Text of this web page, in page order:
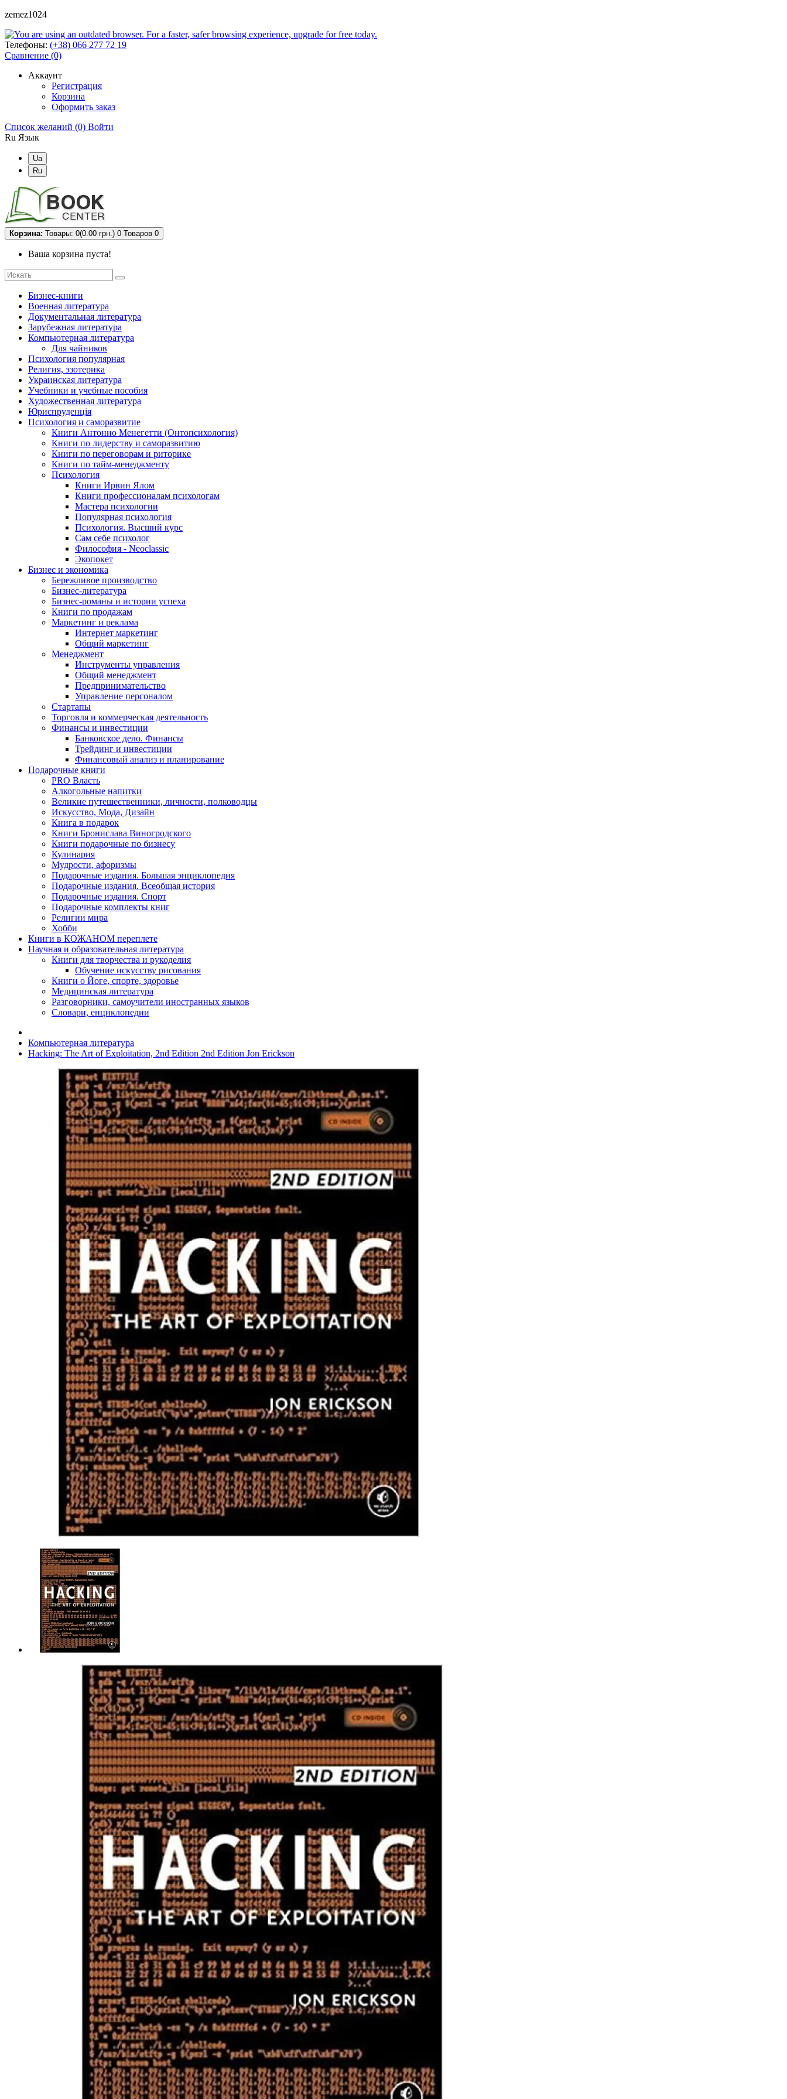
zemez1024
Телефоны: (+38) 066 277 72 19
Сравнение (0)
Аккаунт
Регистрация
Корзина
Оформить заказ
Список желаний (0) Войти
Ru Язык
Ua
Ru
Корзина: Товары: 0(0.00 грн.) 0 Товаров 0
Ваша корзина пуста!
Бизнес-книги
Военная литература
Документальная литература
Зарубежная литература
Компьютерная литература
Для чайников
Психология популярная
Религия, эзотерика
Украинская литература
Учебники и учебные пособия
Художественная литература
Юриспруденція
Психология и саморазвитие
Книги Антонио Менегетти (Онтопсихология)
Книги по лидерству и саморазвитию
Книги по переговорам и риторике
Книги по тайм-менеджменту
Психология
Книги Ирвин Ялом
Книги профессионалам психологам
Мастера психологии
Популярная психология
Психология. Высший курс
Сам себе психолог
Философия - Neoclassic
Экопокет
Бизнес и экономика
Бережливое производство
Бизнес-литература
Бизнес-романы и истории успеха
Книги по продажам
Маркетинг и реклама
Интернет маркетинг
Общий маркетинг
Менеджмент
Инструменты управления
Общий менеджмент
Предпринимательство
Управление персоналом
Стартапы
Торговля и коммерческая деятельность
Финансы и инвестиции
Банковское дело. Финансы
Трейдинг и инвестиции
Финансовый анализ и планирование
Подарочные книги
PRO Власть
Алкогольные напитки
Великие путешественники, личности, полководцы
Искусство, Мода, Дизайн
Книга в подарок
Книги Бронислава Виногродского
Книги подарочные по бизнесу
Кулинария
Мудрости, афоризмы
Подарочные издания. Большая энциклопедия
Подарочные издания. Всеобщая история
Подарочные издания. Спорт
Подарочные комплекты книг
Религии мира
Хобби
Книги в КОЖАНОМ переплете
Научная и образовательная литература
Книги для творчества и рукоделия
Обучение искусству рисования
Книги о Йоге, спорте, здоровье
Медицинская литература
Разговорники, самоучители иностранных языков
Словари, енциклопедии
Компьютерная литература
Hacking: The Art of Exploitation, 2nd Edition 2nd Edition Jon Erickson